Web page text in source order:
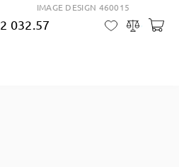
IMAGE DESIGN 460015
2 032.57 В закладки
Сравнить